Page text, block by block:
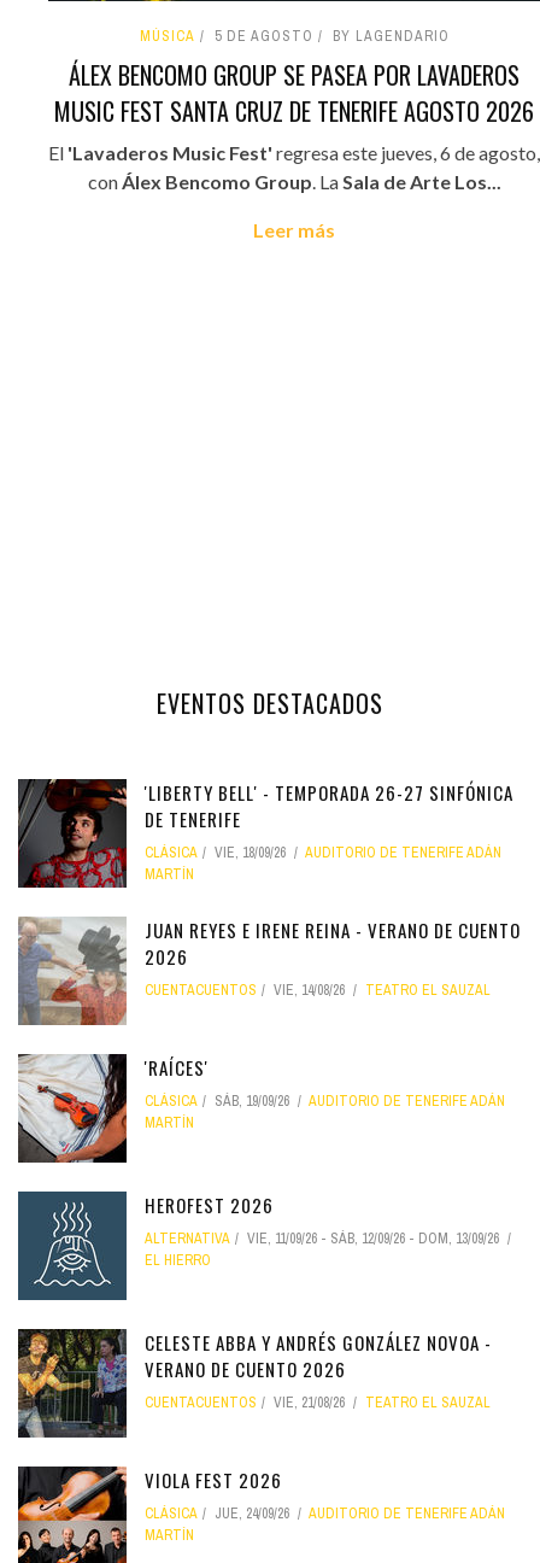
MÚSICA 5 DE AGOSTO BY LAGENDARIO
ÁLEX BENCOMO GROUP SE PASEA POR LAVADEROS
MUSIC FEST SANTA CRUZ DE TENERIFE AGOSTO 2026
El 'Lavaderos Music Fest' regresa este jueves, 6 de agosto,
conÁlex Bencomo Group. LaSala de Arte Los...
Leer más
EVENTOS DESTACADOS
'LIBERTY BELL' - TEMPORADA 26-27 SINFÓNICA
DE TENERIFE
CLÁSICA VIE, 18/09/26
AUDITORIO DE TENERIFE ADÁN
MARTÍN
JUAN REYES E IRENE REINA - VERANO DE CUENTO
2026
CUENTACUENTOS VIE, 14/08/26 TEATRO EL SAUZAL
'RAÍCES'
CLÁSICA SÁB, 19/09/26
AUDITORIO DE TENERIFE ADÁN
MARTÍN
HEROFEST 2026
ALTERNATIVA VIE, 11/09/26 - SÁB, 12/09/26 - DOM, 13/09/26
EL HIERRO
CELESTE ABBA Y ANDRÉS GONZÁLEZ NOVOA -
VERANO DE CUENTO 2026
CUENTACUENTOS VIE, 21/08/26 TEATRO EL SAUZAL
VIOLA FEST 2026
CLÁSICA JUE, 24/09/26
AUDITORIO DE TENERIFE ADÁN
MARTÍN